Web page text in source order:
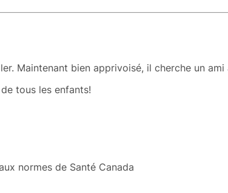
Maintenant bien apprivoisé, il cherche un ami
tous les enfants!
normes de Santé Canada